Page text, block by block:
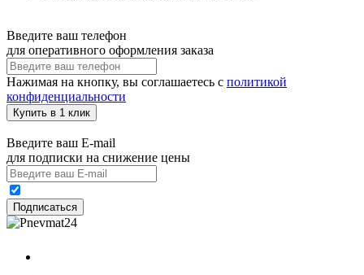
Введите ваш телефон
для оперативного оформления заказа
Нажимая на кнопку, вы соглашаетесь с политикой
конфиденциальности
Купить в 1 клик
Введите ваш E-mail
для подписки на снижение цены
Подписаться